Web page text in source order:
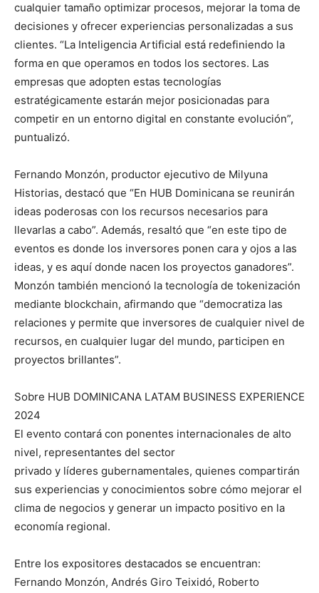
cualquier tamaño optimizar procesos, mejorar la toma de
decisiones y ofrecer experiencias personalizadas a sus
clientes. “La Inteligencia Artificial está redefiniendo la
forma en que operamos en todos los sectores. Las
empresas que adopten estas tecnologías
estratégicamente estarán mejor posicionadas para
competir en un entorno digital en constante evolución”,
puntualizó.
Fernando Monzón, productor ejecutivo de Milyuna
Historias, destacó que “En HUB Dominicana se reunirán
ideas poderosas con los recursos necesarios para
llevarlas a cabo”. Además, resaltó que “en este tipo de
eventos es donde los inversores ponen cara y ojos a las
ideas, y es aquí donde nacen los proyectos ganadores”.
Monzón también mencionó la tecnología de tokenización
mediante blockchain, afirmando que “democratiza las
relaciones y permite que inversores de cualquier nivel de
recursos, en cualquier lugar del mundo, participen en
proyectos brillantes”.
Sobre HUB DOMINICANA LATAM BUSINESS EXPERIENCE
2024
El evento contará con ponentes internacionales de alto
nivel, representantes del sector
privado y líderes gubernamentales, quienes compartirán
sus experiencias y conocimientos sobre cómo mejorar el
clima de negocios y generar un impacto positivo en la
economía regional.
Entre los expositores destacados se encuentran:
Fernando Monzón, Andrés Giro Teixidó, Roberto